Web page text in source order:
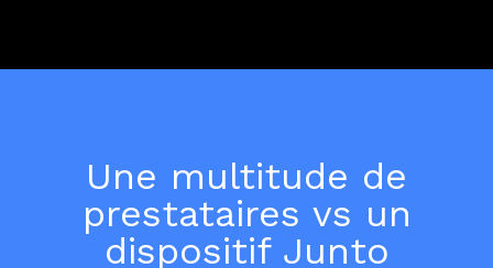
Une multitude de
prestataires vs un
dispositif Junto